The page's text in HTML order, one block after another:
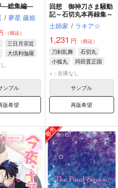
―総集編―
/ 夢星 藤姫
（税込）
三日月宗近
大倶利伽羅
ンプル
販希望
回想 御神刀さま騒動
記～石切丸本再録集～
土師家 / ラキア☆
1,231 円 （税込）
刀剣乱舞
石切丸
小狐丸
同田貫正国
×：在庫なし
サンプル
再販希望